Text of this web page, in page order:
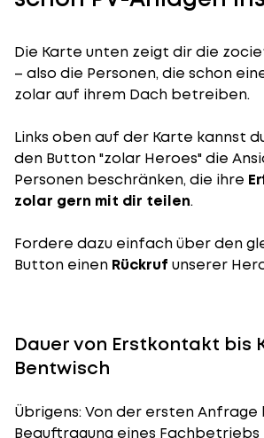
Die Karte unten zeigt dir die
– also die Personen, die schon
zolar auf ihrem Dach betreiben.
Links oben auf der Karte kannst
den Button "zolar Heroes" die
Personen beschränken, die ihre
zolar gern mit dir teilen.
Fordere dazu einfach über den
Button einen Rückruf unserer
Dauer von Erstkontakt bis
Bentwisch
Übrigens: Von der ersten Anfrage
Beauftragung eines Fachbetriebs